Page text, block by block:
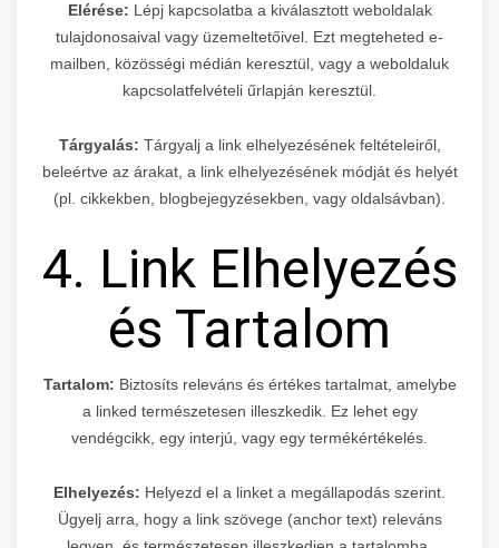
Elérése: Lépj kapcsolatba a kiválasztott weboldalak
tulajdonosaival vagy üzemeltetőivel. Ezt megteheted e-
mailben, közösségi médián keresztül, vagy a weboldaluk
kapcsolatfelvételi űrlapján keresztül.
Tárgyalás: Tárgyalj a link elhelyezésének feltételeiről,
beleértve az árakat, a link elhelyezésének módját és helyét
(pl. cikkekben, blogbejegyzésekben, vagy oldalsávban).
4. Link Elhelyezés
és Tartalom
Tartalom: Biztosíts releváns és értékes tartalmat, amelybe
a linked természetesen illeszkedik. Ez lehet egy
vendégcikk, egy interjú, vagy egy termékértékelés.
Elhelyezés: Helyezd el a linket a megállapodás szerint.
Ügyelj arra, hogy a link szövege (anchor text) releváns